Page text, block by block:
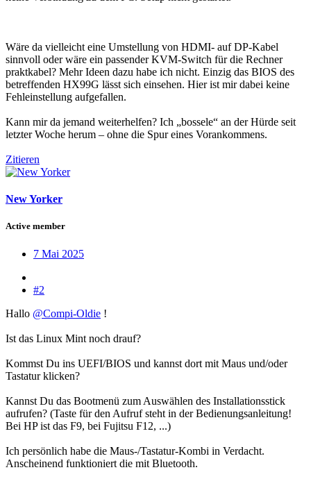
Wäre da vielleicht eine Umstellung von HDMI- auf DP-Kabel
sinnvoll oder wäre ein passender KVM-Switch für die Rechner
praktkabel? Mehr Ideen dazu habe ich nicht. Einzig das BIOS des
betreffenden HX99G lässt sich einsehen. Hier ist mir dabei keine
Fehleinstellung aufgefallen.
Kann mir da jemand weiterhelfen? Ich „bossele“ an der Hürde seit
letzter Woche herum – ohne die Spur eines Vorankommens.
Zitieren
New Yorker
Active member
7 Mai 2025
#2
Hallo @Compi-Oldie !
Ist das Linux Mint noch drauf?
Kommst Du ins UEFI/BIOS und kannst dort mit Maus und/oder
Tastatur klicken?
Kannst Du das Bootmenü zum Auswählen des Installationsstick
aufrufen? (Taste für den Aufruf steht in der Bedienungsanleitung!
Bei HP ist das F9, bei Fujitsu F12, ...)
Ich persönlich habe die Maus-/Tastatur-Kombi in Verdacht.
Anscheinend funktioniert die mit Bluetooth.